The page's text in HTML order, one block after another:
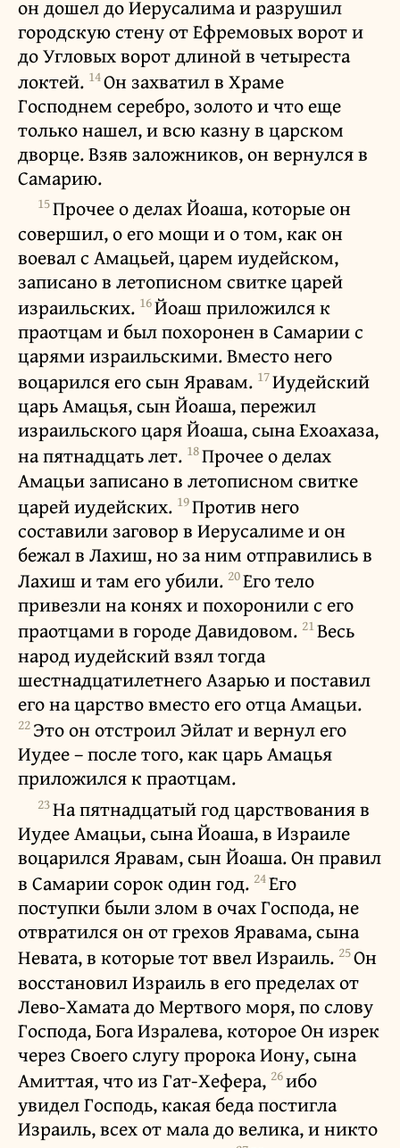
он дошел до Иерусалима и разрушил
городскую стену от Ефремовых ворот и
до Угловых ворот длиной в четыреста
локтей. 14Он захватил в Храме
Господнем серебро, золото и что еще
только нашел, и всю казну в царском
дворце. Взяв заложников, он вернулся в
Самарию.
15Прочее о делах Йоаша, которые он
совершил, о его мощи и о том, как он
воевал с Амацьей, царем иудейском,
записано в летописном свитке царей
израильских. 16Йоаш приложился к
праотцам и был похоронен в Самарии с
царями израильскими. Вместо него
воцарился его сын Яравам. 17Иудейский
царь Амацья, сын Йоаша, пережил
израильского царя Йоаша, сына Ехоахаза,
на пятнадцать лет. 18Прочее о делах
Амацьи записано в летописном свитке
царей иудейских. 19Против него
составили заговор в Иерусалиме и он
бежал в Лахиш, но за ним отправились в
Лахиш и там его убили. 20Его тело
привезли на конях и похоронили с его
праотцами в городе Давидовом. 21Весь
народ иудейский взял тогда
шестнадцатилетнего Азарью и поставил
его на царство вместо его отца Амацьи.
22Это он отстроил Эйлат и вернул его
Иудее – после того, как царь Амацья
приложился к праотцам.
23На пятнадцатый год царствования в
Иудее Амацьи, сына Йоаша, в Израиле
воцарился Яравам, сын Йоаша. Он правил
в Самарии сорок один год. 24Его
поступки были злом в очах Господа, не
отвратился он от грехов Яравама, сына
Невата, в которые тот ввел Израиль. 25Он
восстановил Израиль в его пределах от
Лево-Хамата до Мертвого моря, по слову
Господа, Бога Изралева, которое Он изрек
через Своего слугу пророка Иону, сына
Амиттая, что из Гат-Хефера, 26ибо
увидел Господь, какая беда постигла
Израиль, всех от мала до велика, и никто